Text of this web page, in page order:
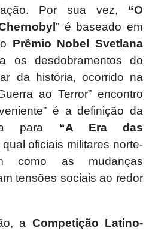
Por sua vez, “O
” é baseado em
Prêmio Nobel Svetlana
os desdobramentos do
da história, ocorrido na
ao Terror” encontro
é a definição da
para “A Era das
qual oficiais militares norte-
como as mudanças
tensões sociais ao redor
a Competição Latino-